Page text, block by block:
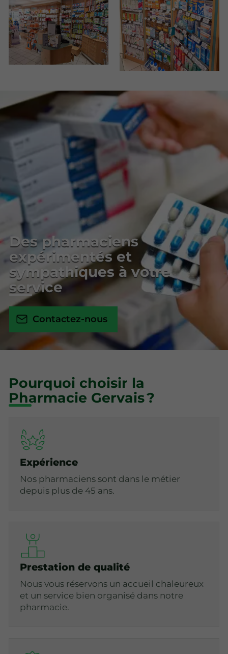
Des pharmaciens
expérimentés et
sympathiques à votre
service
Contactez-nous
Pourquoi choisir la
Pharmacie Gervais ?
Expérience
Nos pharmaciens sont dans le métier
depuis plus de 45 ans.
Prestation de qualité
Nous vous réservons un accueil chaleureux
et un service bien organisé dans notre
pharmacie.